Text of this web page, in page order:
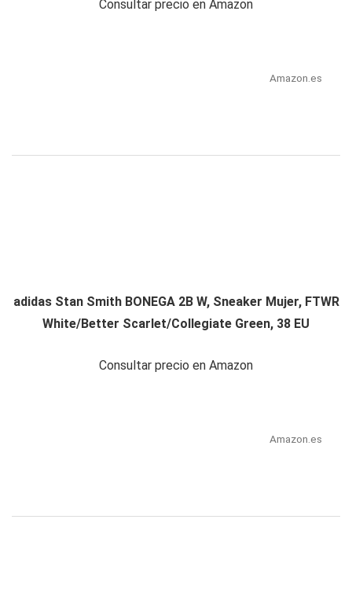
Consultar precio en Amazon
Amazon.es
adidas Stan Smith BONEGA 2B W, Sneaker Mujer, FTWR
White/Better Scarlet/Collegiate Green, 38 EU
Consultar precio en Amazon
Amazon.es